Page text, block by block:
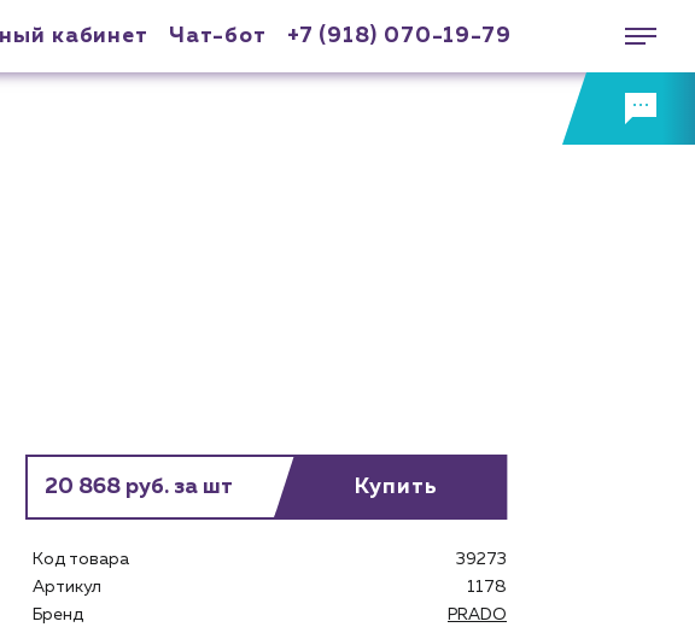
кабинет Чат-бот +7 (918) 070-19-79
20 868 руб. за шт Купить
Код товара
39273
Артикул
1178
Бренд
PRADO